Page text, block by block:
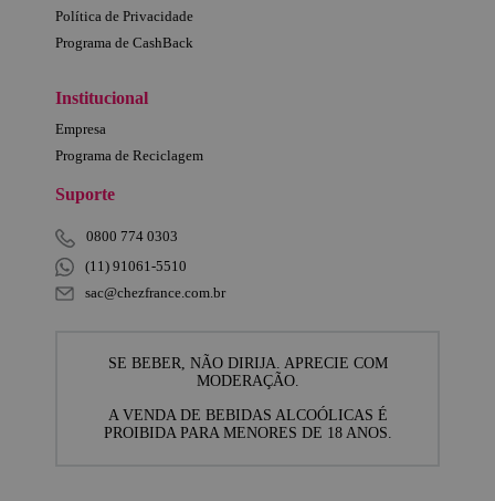
Política de Privacidade
Programa de CashBack
Institucional
Empresa
Programa de Reciclagem
Suporte
0800 774 0303
(11) 91061-5510
sac@chezfrance.com.br
SE BEBER, NÃO DIRIJA. APRECIE COM
MODERAÇÃO.
A VENDA DE BEBIDAS ALCOÓLICAS É
PROIBIDA PARA MENORES DE 18 ANOS.